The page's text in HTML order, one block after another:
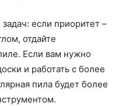
если приоритет –
отдайте
Если вам нужно
и работать с более
пила будет более